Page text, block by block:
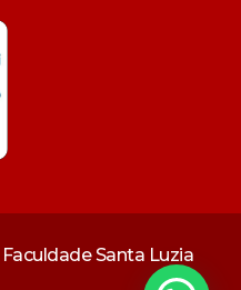
Santa Luzia